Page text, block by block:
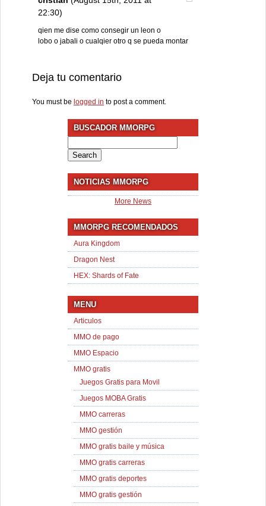
22:30)
qien me dise como consegir un leon o
lobo o jabali o cualqier otro q se pueda montar
Deja tu comentario
You must be logged in to post a comment.
BUSCADOR MMORPG
for:
NOTICIAS MMORPG
More News
MMORPG RECOMENDADOS
Aura Kingdom
Dragon Nest
HEX: Shards of Fate
MENU
Articulos
MMO de pago
MMO Espacio
MMO gratis
Juegos Gratis para Movil
Juegos MOBA Gratis
MMO carreras
MMO gestión
MMO gratis baile y música
MMO gratis carreras
MMO gratis deportes
MMO gratis gestión